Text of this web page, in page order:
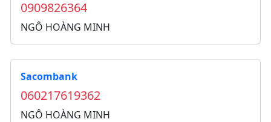
0909826364
NGÔ HOÀNG MINH
Sacombank
060217619362
NGÔ HOÀNG MINH